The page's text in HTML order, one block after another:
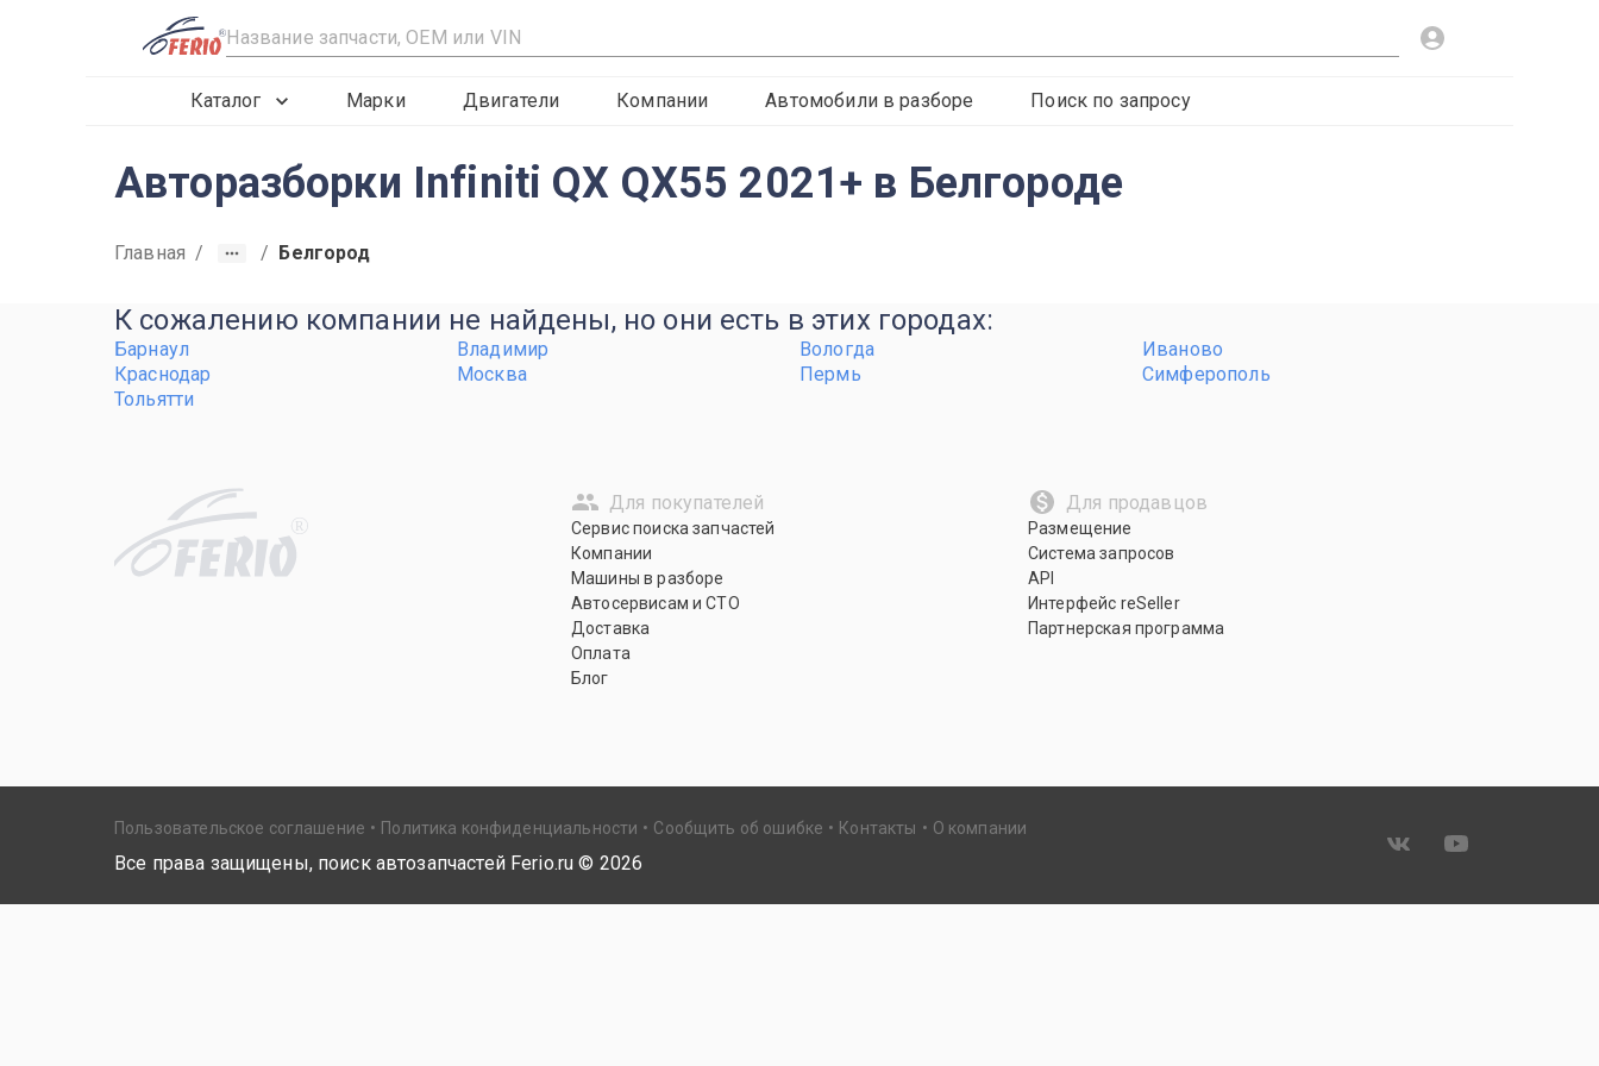
R
Каталог Марки Двигатели Компании Автомобили в разборе Поиск по запросу
Авторазборки Infiniti QX QX55 2021+ в Белгороде
Главная / / Белгород
К сожалению компании не найдены, но они есть в этих городах:
Барнаул Владимир Вологда
Иваново
Краснодар
Москва Пермь
Симферополь
Тольятти
R
Для покупателей
Сервис поиска запчастей
Компании
Машины в разборе
Автосервисам и СТО
Доставка
Оплата
Блог
Для продавцов
Размещение
Система запросов
API
Интерфейс reSeller
Партнерская программа
Пользовательское соглашение Политика конфиденциальности Сообщить об ошибке Контакты О компании
Все права защищены, поиск автозапчастей Ferio.ru © 2026